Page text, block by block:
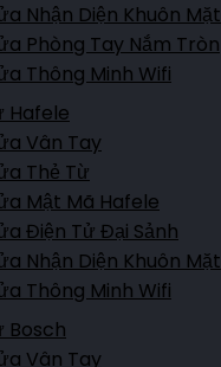
Nhận Diện Khuôn Mặt
Phòng Tay Nắm Tròn
Thông Minh Wifi
Hafele
Vân Tay
Thẻ Từ
Mật Mã Hafele
Điện Tử Đại Sảnh
Nhận Diện Khuôn Mặt
Thông Minh Wifi
Bosch
Vân Tay